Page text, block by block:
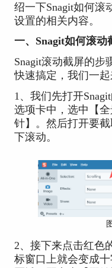
绍一下Snagit如何滚
设置的相关内容。
一、Snagit如何滚动
Snagit滚动截屏的步
快速搞定，我们一起
1、我们先打开
选项卡中，选中【
针】。然后打开要
下滚动。
2、接下来点击红色
标窗口上就会变成